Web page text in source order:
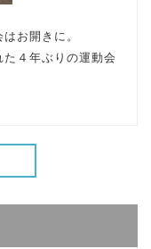
お開きに。
４年ぶりの運動会